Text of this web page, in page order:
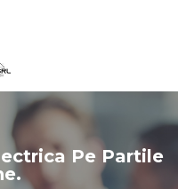
Pe Partile